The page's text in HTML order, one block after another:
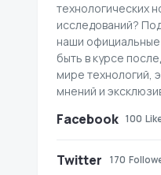
технологических
исследований?
наши
быть в курсе
мире технологий,
мнений и
Facebook 100
Twitter 170